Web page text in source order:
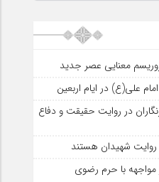
معنایی عصر جدید
در روایت حقیقت و دفاع
روایت شهیدان هستند
مواجهه با حرم رضوی